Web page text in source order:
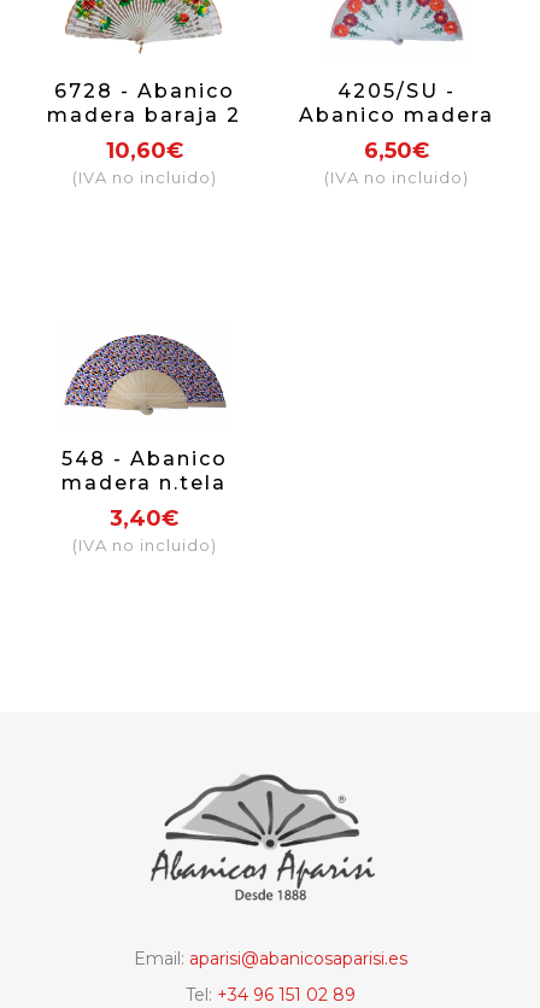
6728 - Abanico
madera baraja 2
caras (colores
surtidos)
10,60€
(IVA no incluido)
4205/SU -
Abanico madera
flores 1 cara
6,50€
(IVA no incluido)
548 - Abanico
madera n.tela
formas triángulos
colores
3,40€
(IVA no incluido)
Email: aparisi@abanicosaparisi.es
Tel: +34 96 151 02 89